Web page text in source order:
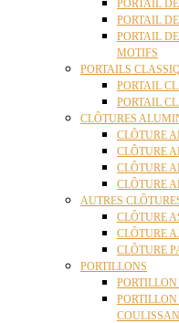
PORTAIL
PORTAIL
PORTAIL
MOTIFS
PORTAILS
PORTAIL
PORTAIL
CLÔTURES
CLÔTURE
CLÔTURE
CLÔTURE
CLÔTURE
AUTRES
CLÔTURE
CLÔTURE
CLÔTURE
PORTILLONS